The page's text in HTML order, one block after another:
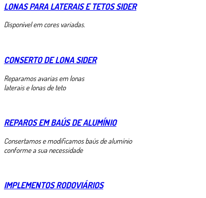
LONAS PARA LATERAIS E TETOS SIDER
Disponível em cores variadas.
CONSERTO DE LONA SIDER
Reparamos avarias em lonas
laterais e lonas de teto
REPAROS EM BAÚS DE ALUMÍNIO
Consertamos e modificamos baús de alumínio
conforme a sua necessidade
IMPLEMENTOS RODOVIÁRIOS